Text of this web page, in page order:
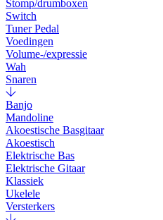
Stomp/drumboxen
Switch
Tuner Pedal
Voedingen
Volume-/expressie
Wah
Snaren
Banjo
Mandoline
Akoestische Basgitaar
Akoestisch
Elektrische Bas
Elektrische Gitaar
Klassiek
Ukelele
Versterkers